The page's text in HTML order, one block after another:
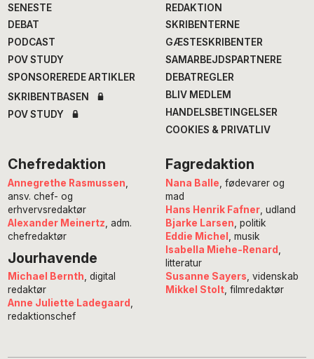
SENESTE
DEBAT
PODCAST
POV STUDY
SPONSOREREDE ARTIKLER
SKRIBENTBASEN
POV STUDY
REDAKTION
SKRIBENTERNE
GÆSTESKRIBENTER
SAMARBEJDSPARTNERE
DEBATREGLER
BLIV MEDLEM
HANDELSBETINGELSER
COOKIES & PRIVATLIV
Chefredaktion
Annegrethe Rasmussen
ansv. chef- og
erhvervsredaktør
Alexander Meinertz , adm.
chefredaktør
Jourhavende
Michael Bernth, digital
redaktør
Anne Juliette Ladegaard ,
redaktionschef
Fagredaktion
Nana Balle , fødevarer og
mad
Hans Henrik Fafner, udland
Bjarke Larsen , politik
Eddie Michel
, musik
Isabella Miehe-Renard
litteratur
Susanne Sayers , videnskab
Mikkel Stolt, filmredaktør